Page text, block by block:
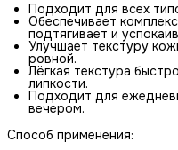
Подходит для всех
Обеспечивает
подтягивает и
Улучшает текстуру
ровной.
Лёгкая текстура
липкости.
Подходит для
вечером.
Способ применения: